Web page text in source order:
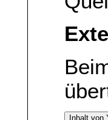
Inhalt von